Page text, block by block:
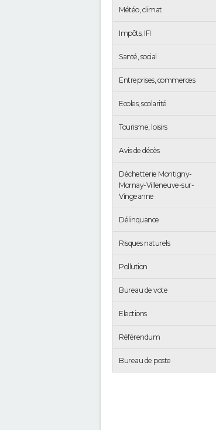
Météo, climat
Impôts, IFI
Santé, social
Entreprises, commerces
Ecoles, scolarité
Tourisme, loisirs
Avis de décès
Déchetterie Montigny-
Mornay-Villeneuve-sur-
Vingeanne
Délinquance
Risques naturels
Pollution
Bureau de vote
Elections
Référendum
Bureau de poste